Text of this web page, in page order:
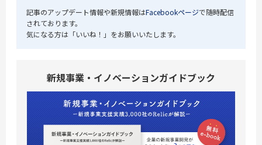
記事のアップデート情報や新規情報はFacebookページで随時配信
されております。
気になる方は「いいね！」をお願いいたします。
新規事業・イノベーションガイドブック